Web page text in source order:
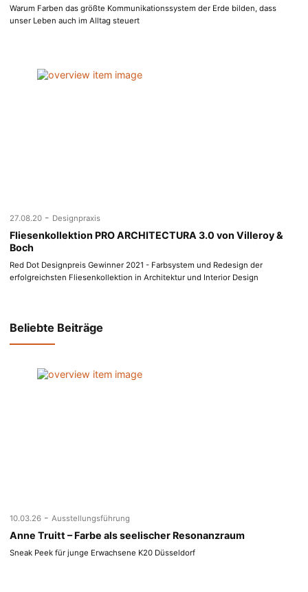
Warum Farben das größte Kommunikationssystem der Erde bilden, dass
unser Leben auch im Alltag steuert
27.08.20 - Designpraxis
Fliesenkollektion PRO ARCHITECTURA 3.0 von Villeroy &
Boch
Red Dot Designpreis Gewinner 2021 - Farbsystem und Redesign der
erfolgreichsten Fliesenkollektion in Architektur und Interior Design
Beliebte Beiträge
10.03.26 - Ausstellungsführung
Anne Truitt – Farbe als seelischer Resonanzraum
Sneak Peek für junge Erwachsene K20 Düsseldorf